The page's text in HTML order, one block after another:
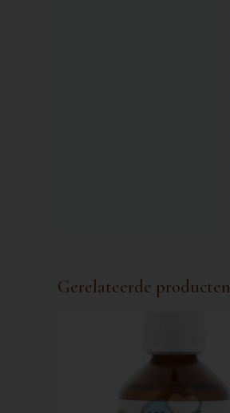
Gerelateerde producten